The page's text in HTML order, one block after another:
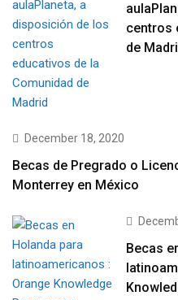
centros
de
December 18, 2020
Becas de Pregrado o
Monterrey en México
Becas